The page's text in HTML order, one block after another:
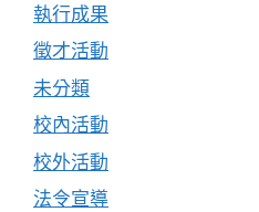
執行成果
徵才活動
未分類
校內活動
校外活動
法令宣導